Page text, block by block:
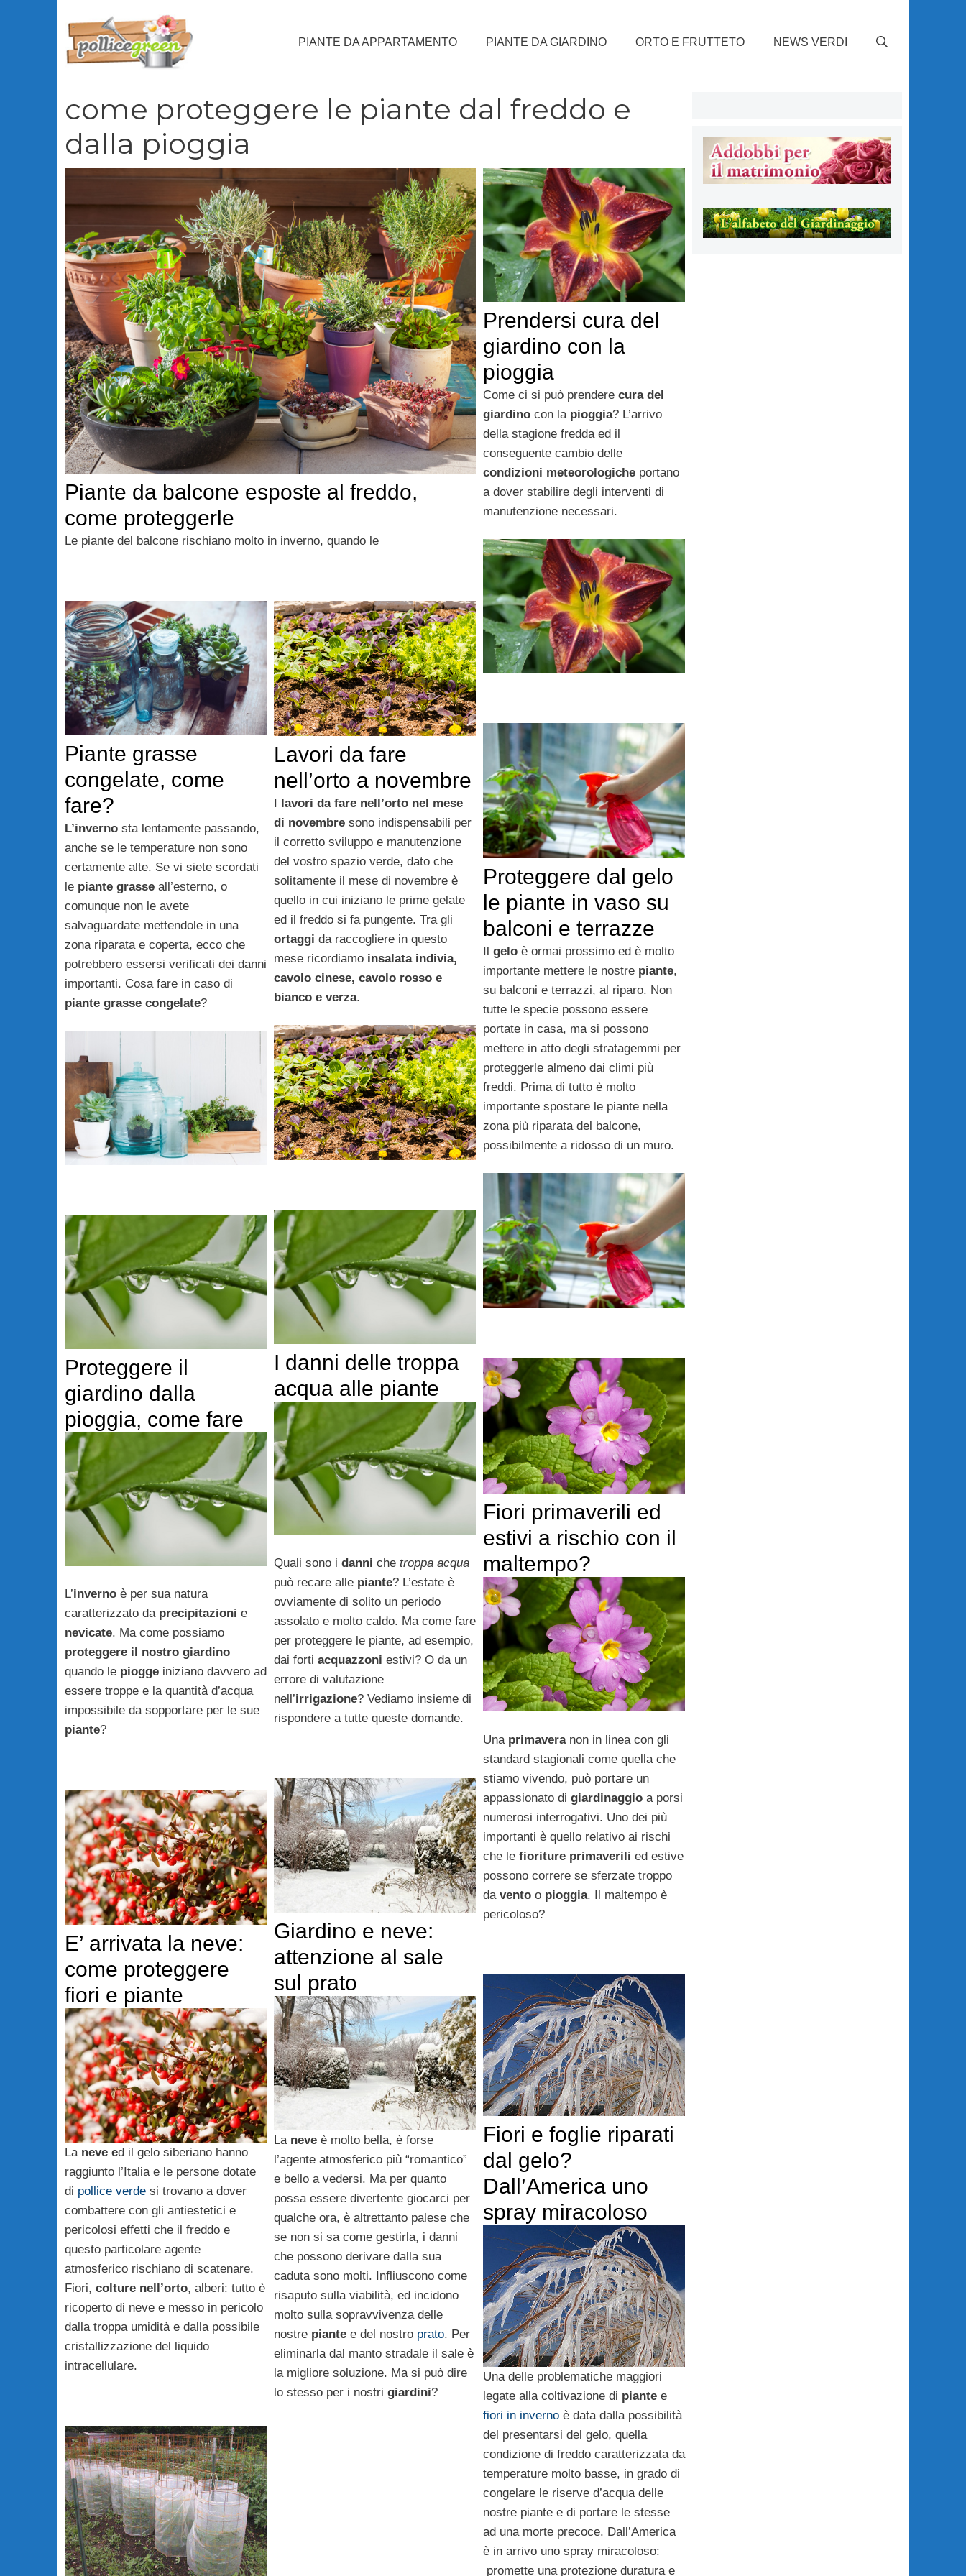
PIANTE DA APPARTAMENTO PIANTE DA GIARDINO ORTO E FRUTTETO NEWS VERDI
come proteggere le piante dal freddo e
dalla pioggia
Piante da balcone esposte al freddo,
come proteggerle
Le piante del balcone rischiano molto in inverno, quando le
Prendersi cura del
giardino con la
pioggia
Come ci si può prendere cura del
giardinocon lapioggia? L’arrivo
della stagione fredda ed il
conseguente cambio delle
condizioni meteorologicheportano
a dover stabilire degli interventi di
manutenzione necessari.
Piante grasse
congelate, come
fare?
L’invernosta lentamente passando,
anche se le temperature non sono
certamente alte. Se vi siete scordati
le piante grasseall’esterno, o
comunque non le avete
salvaguardate mettendole in una
zona riparata e coperta, ecco che
potrebbero essersi verificati dei danni
importanti. Cosa fare in caso di
piante grasse congelate?
Lavori da fare
nell’orto a novembre
I lavori da fare nell’orto nel mese
di novembresono indispensabili per
il corretto sviluppo e manutenzione
del vostro spazio verde, dato che
solitamente il mese di novembre è
quello in cui iniziano le prime gelate
ed il freddo si fa pungente. Tra gli
ortaggi da raccogliere in questo
mese ricordiamo insalata indivia,
cavolo cinese, cavolo rosso e
bianco e verza.
Proteggere dal gelo
le piante in vaso su
balconi e terrazze
Il gelo è ormai prossimo ed è molto
importante mettere le nostre piante,
su balconi e terrazzi, al riparo. Non
tutte le specie possono essere
portate in casa, ma si possono
mettere in atto degli stratagemmi per
proteggerle almeno dai climi più
freddi. Prima di tutto è molto
importante spostare le piante nella
zona più riparata del balcone,
possibilmente a ridosso di un muro.
I danni delle troppa
acqua alle piante
Quali sono i danni chetroppa acqua
può recare alle piante? L’estate è
ovviamente di solito un periodo
assolato e molto caldo. Ma come fare
per proteggere le piante, ad esempio,
dai forti acquazzoni estivi? O da un
errore di valutazione
nell’irrigazione? Vediamo insieme di
rispondere a tutte queste domande.
Proteggere il
giardino dalla
pioggia, come fare
L’invernoè per sua natura
caratterizzato da precipitazioni e
nevicate. Ma come possiamo
proteggere il nostro giardino
quando lepioggeiniziano davvero ad
essere troppe e la quantità d’acqua
impossibile da sopportare per le sue
piante?
Fiori primaverili ed
estivi a rischio con il
maltempo?
Una primaveranon in linea con gli
standard stagionali come quella che
stiamo vivendo, può portare un
appassionato di giardinaggioa porsi
numerosi interrogativi. Uno dei più
importanti è quello relativo ai rischi
che le fioriture primaverili ed estive
possono correre se sferzate troppo
da ventoo pioggia. Il maltempo è
pericoloso?
Giardino e neve:
attenzione al sale
sul prato
La neveè molto bella, è forse
l’agente atmosferico più “romantico”
e bello a vedersi. Ma per quanto
possa essere divertente giocarci per
qualche ora, è altrettanto palese che
se non si sa come gestirla, i danni
che possono derivare dalla sua
caduta sono molti. Infliuscono come
risaputo sulla viabilità, ed incidono
molto sulla sopravvivenza delle
nostre piantee del nostro prato. Per
eliminarla dal manto stradale il sale è
la migliore soluzione. Ma si può dire
lo stesso per i nostri giardini?
E’ arrivata la neve:
come proteggere
fiori e piante
La neve ed il gelo siberiano hanno
raggiunto l’Italia e le persone dotate
di pollice verdesi trovano a dover
combattere con gli antiestetici e
pericolosi effetti che il freddo e
questo particolare agente
atmosferico rischiano di scatenare.
Fiori, colture nell’orto, alberi: tutto è
ricoperto di neve e messo in pericolo
dalla troppa umidità e dalla possibile
cristallizzazione del liquido
intracellulare.
Fiori e foglie riparati
dal gelo?
Dall’America uno
spray miracoloso
Una delle problematiche maggiori
legate alla coltivazione di piantee
fiori in invernoè data dalla possibilità
del presentarsi del gelo, quella
condizione di freddo caratterizzata da
temperature molto basse, in grado di
congelare le riserve d’acqua delle
nostre piante e di portare le stesse
ad una morte precoce. Dall’America
è in arrivo uno spray miracoloso:
promette una protezione duratura e